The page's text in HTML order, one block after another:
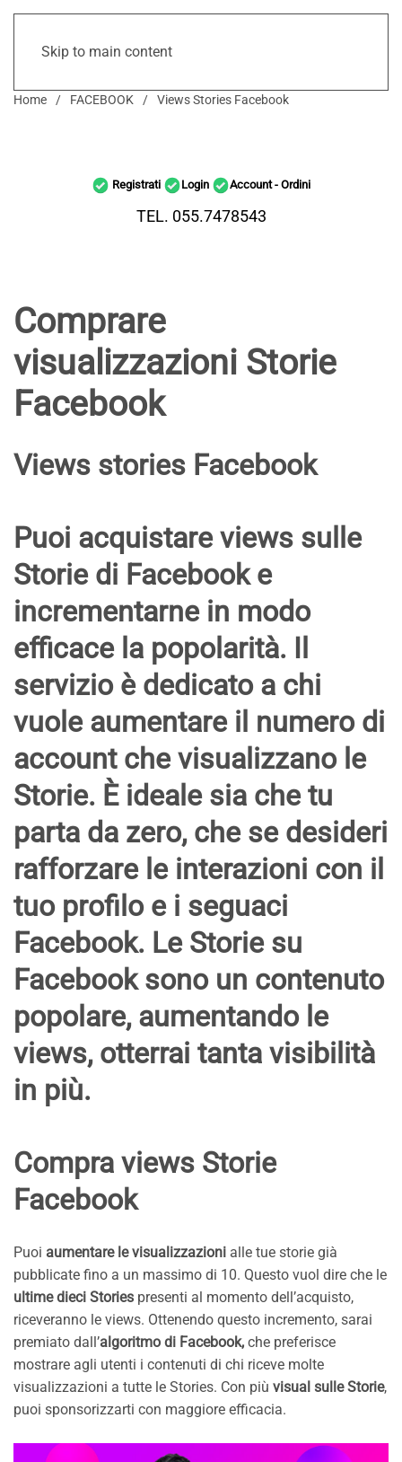
Skip to main content
Home FACEBOOK Views Stories Facebook
Registrati Login Account - Ordini
TEL. 055.7478543
Comprare
visualizzazioni Storie
Facebook
Views stories Facebook
Puoi acquistare views sulle
Storie di Facebooke
incrementarne in modo
efficace la popolarità. Il
servizio è dedicato a chi
vuole aumentare il numero di
account che visualizzano le
Storie. È ideale sia che tu
parta da zero, che se desideri
rafforzare le interazioni con il
tuo profilo e i seguaci
Facebook. Le Storie su
Facebooksono un contenuto
popolare, aumentando le
views, otterrai tanta visibilità
in più.
Compra views Storie
Facebook
Puoi aumentare le visualizzazioni alle tue storie già
pubblicate fino a un massimo di 10. Questo vuol dire che le
ultime dieci Stories presenti al momento dell’acquisto,
riceveranno le views. Ottenendo questo incremento, sarai
premiato dall’algoritmo di Facebook, che preferisce
mostrare agli utenti i contenuti di chi riceve molte
visualizzazioni a tutte le Stories. Con più visual sulle Storie,
puoi sponsorizzarti con maggiore efficacia.